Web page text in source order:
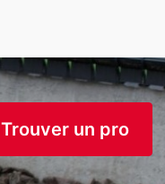
Trouver un pro